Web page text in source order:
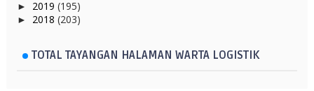
► 2019 (195)
► 2018 (203)
TOTAL TAYANGAN HALAMAN WARTA LOGISTIK